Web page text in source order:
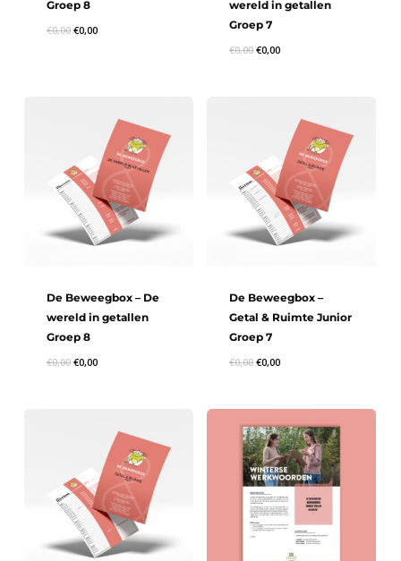
Groep 8
€0,00 €0,00
wereld in getallen
Groep 7
€0,00 €0,00
De Beweegbox – De
wereld in getallen
Groep 8
€0,00 €0,00
De Beweegbox –
Getal & Ruimte Junior
Groep 7
€0,00 €0,00